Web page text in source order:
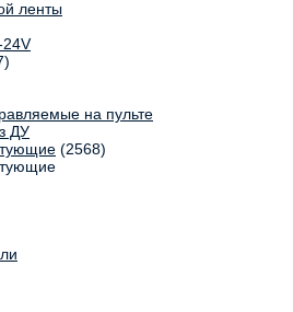
ленты
24V
на пульте
ДУ
(2568)